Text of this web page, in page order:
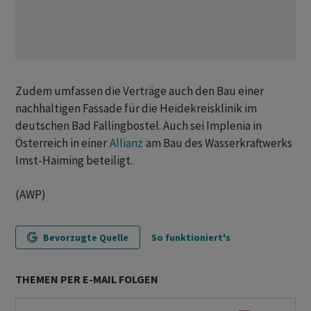
Zudem umfassen die Verträge auch den Bau einer
nachhaltigen Fassade für die Heidekreisklinik im
deutschen Bad Fallingbostel. Auch sei Implenia in
Österreich in einerAllianz am Bau des Wasserkraftwerks
Imst-Haiming beteiligt.
(AWP)
Bevorzugte Quelle So funktioniert's
THEMEN PER E-MAIL FOLGEN